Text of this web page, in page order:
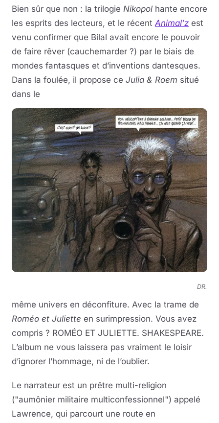
Bien sûr que non : la trilogie Nikopol hante encore
les esprits des lecteurs, et le récentAnimal’z est
venu confirmer que Bilal avait encore le pouvoir
de faire rêver (cauchemarder ?) par le biais de
mondes fantasques et d’inventions dantesques.
Dans la foulée, il propose ce Julia & Roem situé
dans le
DR.
même univers en déconfiture. Avec la trame de
Roméo et Juliette en surimpression. Vous avez
compris ? ROMÉO ET JULIETTE. SHAKESPEARE.
L’album ne vous laissera pas vraiment le loisir
d’ignorer l’hommage, ni de l’oublier.
Le narrateur est un prêtre multi-religion
("aumônier militaire multiconfessionnel") appelé
Lawrence, qui parcourt une route en